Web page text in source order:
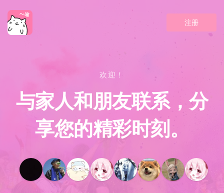
注册
欢迎！
与家人和朋友联系，分
享您的精彩时刻。